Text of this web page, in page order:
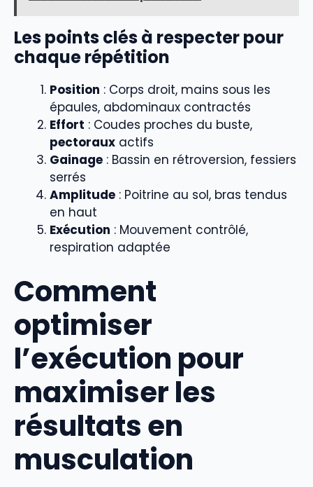
Les points clés à respecter pour
chaque répétition
Position : Corps droit, mains sous les
épaules, abdominaux contractés
Effort : Coudes proches du buste,
pectoraux actifs
Gainage : Bassin en rétroversion, fessiers
serrés
Amplitude : Poitrine au sol, bras tendus
en haut
Exécution : Mouvement contrôlé,
respiration adaptée
Comment
optimiser
l’exécution pour
maximiser les
résultats en
musculation